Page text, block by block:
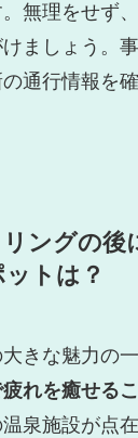
無理をせず
ましょう。
通行情報を
ングの後
トは？
きな魅力の一
れを癒せる
泉施設が点